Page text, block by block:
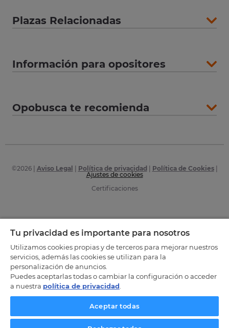
Plazas Relacionadas
Información para opositores
Opobusca te recomienda
©2026| Aviso Legal Política de privacidad Política de Cookies|
Ajustes de cookies
Certificaciones
Tu privacidad es importante para nosotros
Utilizamos cookies propias y de terceros para mejorar nuestros
servicios, además las cookies se utilizan para la
personalización de anuncios.
Puedes aceptarlas todas o cambiar la configuración o acceder
a nuestra política de privacidad
Aceptar todas